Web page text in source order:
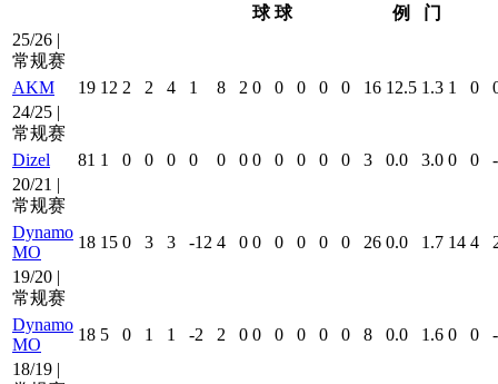
球 球
例
门
25/26 |
常规赛
AKM
19 12 2 2 4 1 8 2 0 0 0 0 0 16 12.5 1.3 1 0
24/25 |
常规赛
Dizel
81 1 0 0 0 0 0 0 0 0 0 0 0 3 0.0 3.0 0 0
-
20/21 |
常规赛
Dynamo
MO
18 15 0 3 3 -12 4 0 0 0 0 0 0 26 0.0 1.7 14 4
19/20 |
常规赛
Dynamo
MO
18 5 0 1 1 -2 2 0 0 0 0 0 0 8 0.0 1.6 0 0
-
18/19 |